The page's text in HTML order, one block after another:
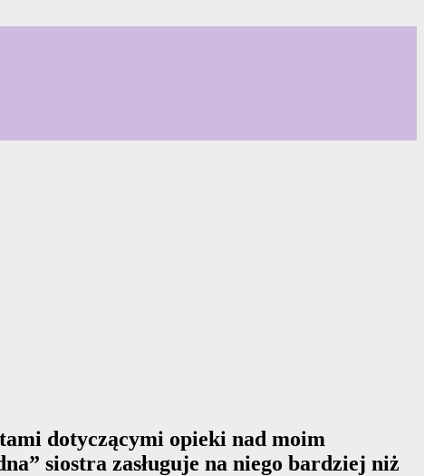
dotyczącymi opieki nad moim
siostra zasługuje na niego bardziej niż